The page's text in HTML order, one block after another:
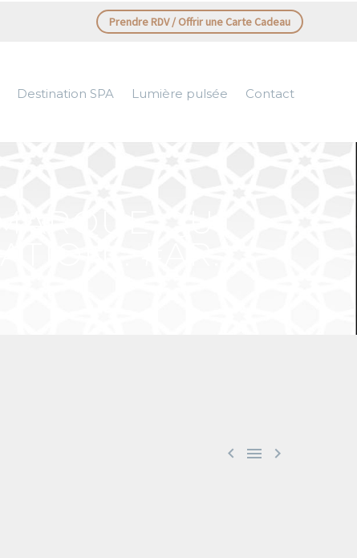
Prendre RDV / Offrir une Carte Cadeau
Destination SPA Lumière pulsée Contact
  